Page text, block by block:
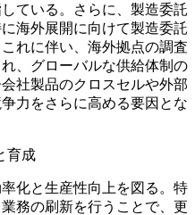
ている。さらに、製造委託
海外展開に向けて製造委託
れに伴い、海外拠点の調査
、グローバルな供給体制の
社製品のクロスセルや外部
力をさらに高める要因とな
育成
化と生産性向上を図る。特
務の刷新を行うことで、更